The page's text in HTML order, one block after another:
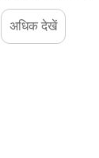
उत्साहित हो जाते हैं,
अधिक देखें